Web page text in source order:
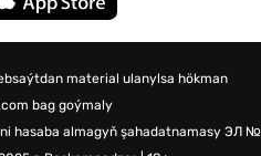
material ulanylsa hökman
bag goýmaly
hasaba almagyň şahadatnamasy ЭЛ №